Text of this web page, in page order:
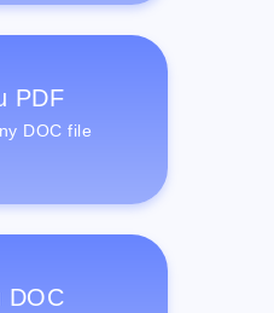
PDF
DOC file
DOC